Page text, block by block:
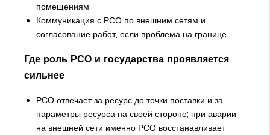
помещениям.
Коммуникация с РСО по внешним сетям и
согласование работ, если проблема на границе.
Где роль РСО и государства проявляется
сильнее
РСО отвечает за ресурс до точки поставки и за
параметры ресурса на своей стороне; при аварии
на внешней сети именно РСО восстанавливает